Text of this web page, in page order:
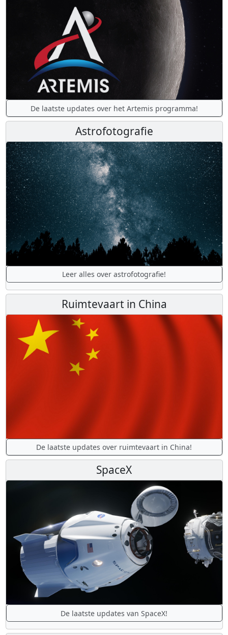
De laatste updates over het Artemis programma!
Astrofotografie
Leer alles over astrofotografie!
Ruimtevaart in China
De laatste updates over ruimtevaart in China!
SpaceX
De laatste updates van SpaceX!